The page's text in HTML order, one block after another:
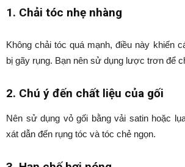
1. Chải tóc nhẹ nhàng
Không chải tóc quá mạnh, điều này khiến
bị gãy rụng. Bạn nên sử dụng lược trơn để
2. Chú ý đến chất liệu của gối
Nên sử dụng vỏ gối bằng vải satin hoặc
xát dẫn đến rụng tóc và tóc chẻ ngọn.